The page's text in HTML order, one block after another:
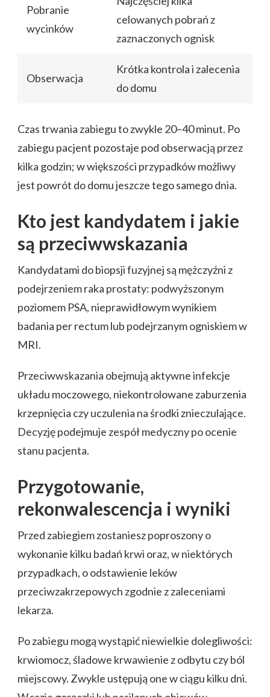
Pobranie
wycinków
celowanych pobrań z
zaznaczonych ognisk
Obserwacja
Krótka kontrola i zalecenia
do domu
Czas trwania zabiegu to zwykle 20–40 minut. Po
zabiegu pacjent pozostaje pod obserwacją przez
kilka godzin; w większości przypadków możliwy
jest powrót do domu jeszcze tego samego dnia.
Kto jest kandydatem i jakie
są przeciwwskazania
Kandydatami do biopsji fuzyjnej są mężczyźni z
podejrzeniem raka prostaty: podwyższonym
poziomem PSA, nieprawidłowym wynikiem
badania per rectum lub podejrzanym ogniskiem w
MRI.
Przeciwwskazania obejmują aktywne infekcje
układu moczowego, niekontrolowane zaburzenia
krzepnięcia czy uczulenia na środki znieczulające.
Decyzję podejmuje zespół medyczny po ocenie
stanu pacjenta.
Przygotowanie,
rekonwalescencja i wyniki
Przed zabiegiem zostaniesz poproszony o
wykonanie kilku badań krwi oraz, w niektórych
przypadkach, o odstawienie leków
przeciwzakrzepowych zgodnie z zaleceniami
lekarza.
Po zabiegu mogą wystąpić niewielkie dolegliwości:
krwiomocz, śladowe krwawienie z odbytu czy ból
miejscowy. Zwykle ustępują one w ciągu kilku dni.